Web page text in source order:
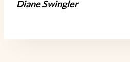
Diane Swingler